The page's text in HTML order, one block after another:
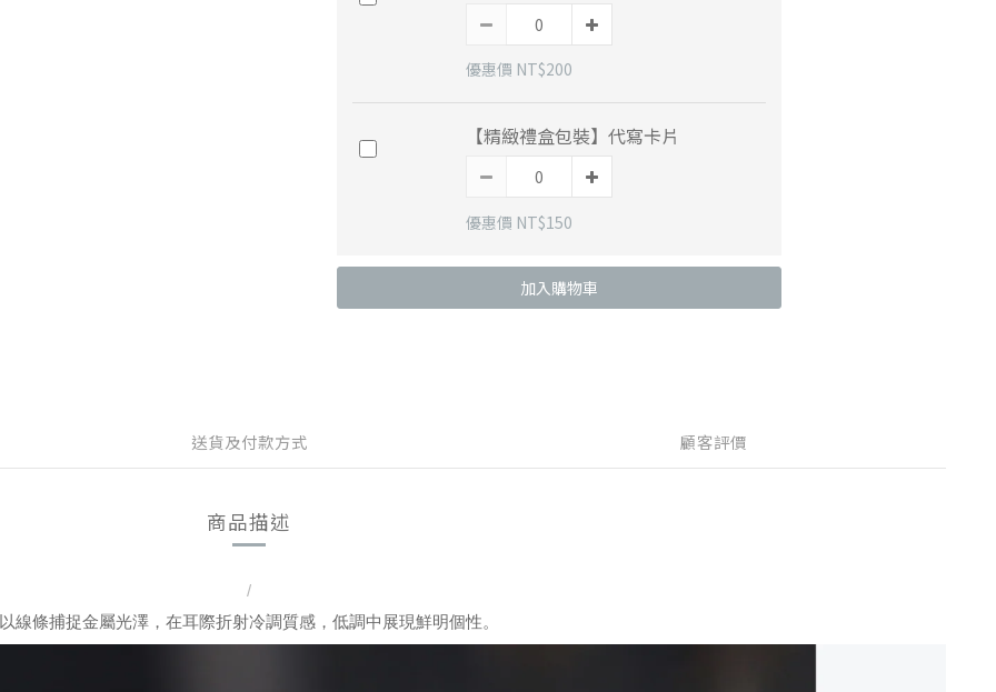
優惠價 NT$200
【精緻禮盒包裝】代寫卡片
優惠價 NT$150
加入購物車
送貨及付款方式 顧客評價
商品描述
/
以線條捕捉金屬光澤，在耳際折射冷調質感，低調中展現鮮明個性。